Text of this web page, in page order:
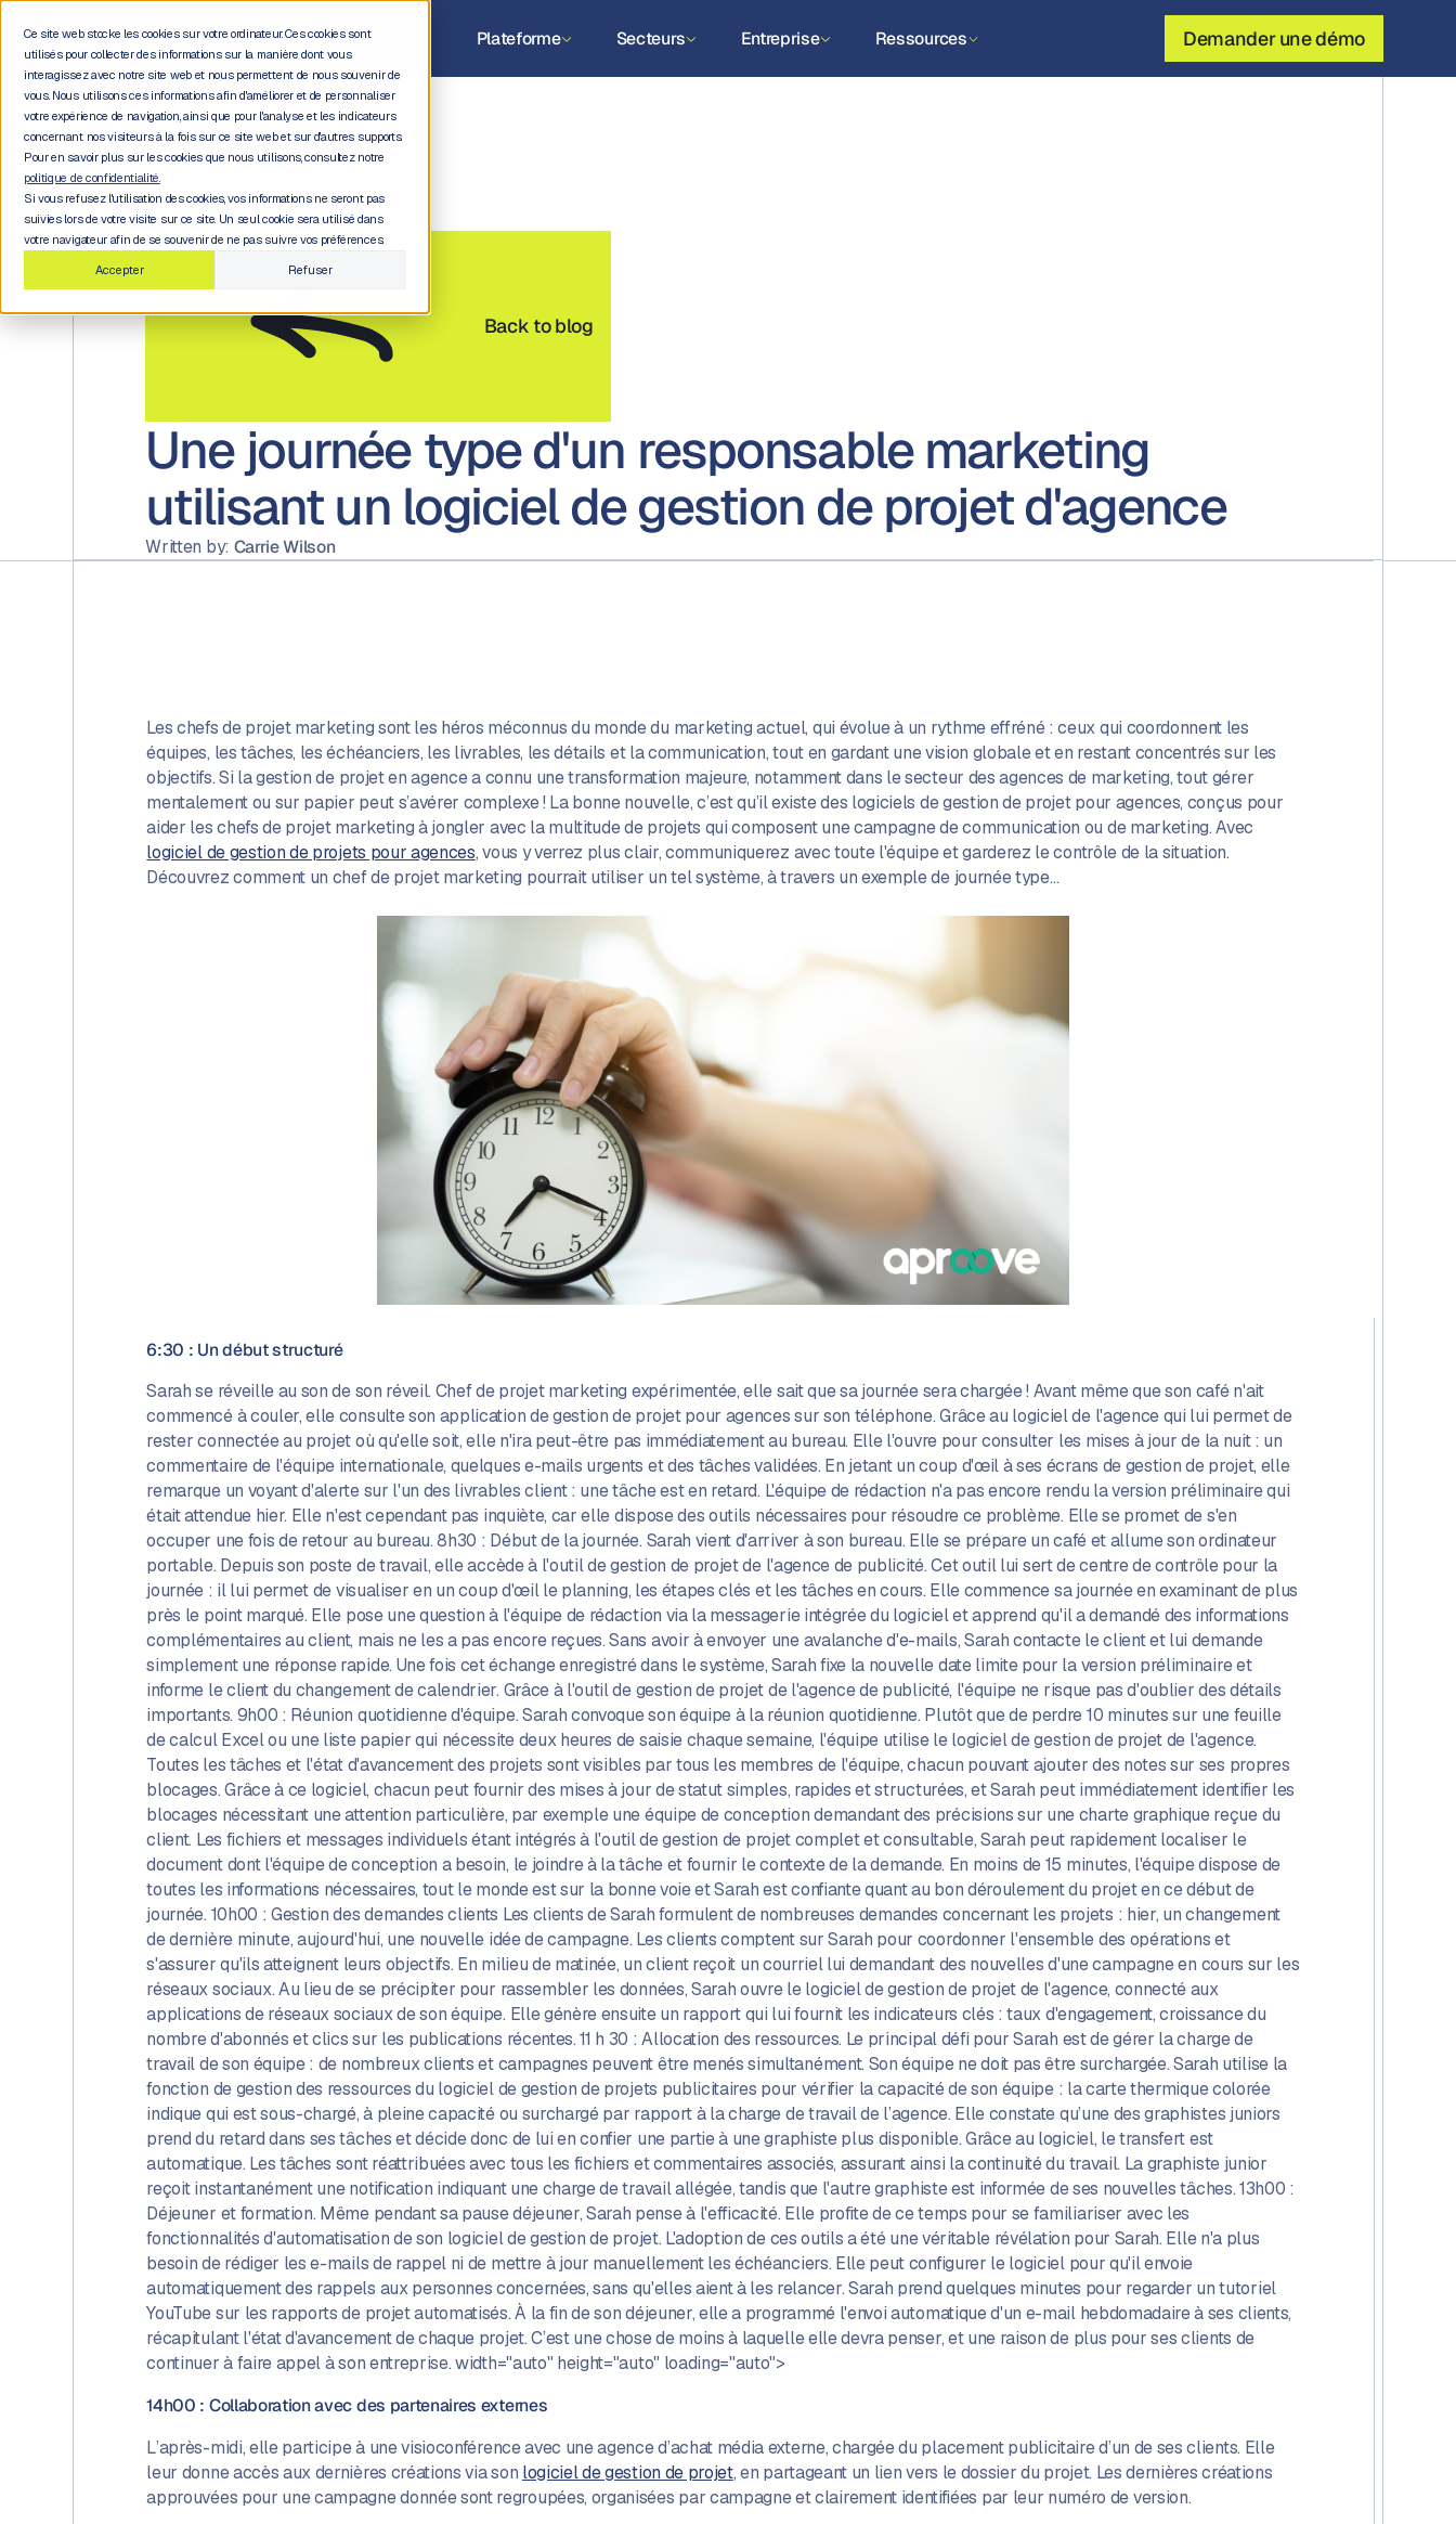
Ce site web stocke les cookies sur votre ordinateur. Ces cookies sont
utilisés pour collecter des informations sur la manière dont vous
interagissez avec notre site web et nous permettent de nous souvenir de
vous. Nous utilisons ces informations afin d'améliorer et de personnaliser
votre expérience de navigation, ainsi que pour l'analyse et les indicateurs
concernant nos visiteurs à la fois sur ce site web et sur d'autres supports.
Pour en savoir plus sur les cookies que nous utilisons, consultez notre
politique de confidentialité.
Si vous refusez l'utilisation des cookies, vos informations ne seront pas
suivies lors de votre visite sur ce site. Un seul cookie sera utilisé dans
votre navigateur afin de se souvenir de ne pas suivre vos préférences.
Accepter
Refuser
Plateforme Secteurs Entreprise Ressources Demander une démo
Back to blog
Une journée type d'un responsable marketing
utilisant un logiciel de gestion de projet d'agence
Written by: Carrie Wilson
Les chefs de projet marketing sont les héros méconnus du monde du marketing actuel, qui évolue à un rythme effréné : ceux qui coordonnent les
équipes, les tâches, les échéanciers, les livrables, les détails et la communication, tout en gardant une vision globale et en restant concentrés sur les
objectifs. Si la gestion de projet en agence a connu une transformation majeure, notamment dans le secteur des agences de marketing, tout gérer
mentalement ou sur papier peut s’avérer complexe ! La bonne nouvelle, c’est qu’il existe des logiciels de gestion de projet pour agences, conçus pour
aider les chefs de projet marketing à jongler avec la multitude de projets qui composent une campagne de communication ou de marketing. Avec
logiciel de gestion de projets pour agences, vous y verrez plus clair, communiquerez avec toute l'équipe et garderez le contrôle de la situation.
Découvrez comment un chef de projet marketing pourrait utiliser un tel système, à travers un exemple de journée type…
6:30 : Un début structuré
Sarah se réveille au son de son réveil. Chef de projet marketing expérimentée, elle sait que sa journée sera chargée ! Avant même que son café n'ait
commencé à couler, elle consulte son application de gestion de projet pour agences sur son téléphone. Grâce au logiciel de l'agence qui lui permet de
rester connectée au projet où qu'elle soit, elle n'ira peut-être pas immédiatement au bureau. Elle l'ouvre pour consulter les mises à jour de la nuit : un
commentaire de l'équipe internationale, quelques e-mails urgents et des tâches validées. En jetant un coup d'œil à ses écrans de gestion de projet, elle
remarque un voyant d'alerte sur l'un des livrables client : une tâche est en retard. L'équipe de rédaction n'a pas encore rendu la version préliminaire qui
était attendue hier. Elle n'est cependant pas inquiète, car elle dispose des outils nécessaires pour résoudre ce problème. Elle se promet de s'en
occuper une fois de retour au bureau. 8h30 : Début de la journée. Sarah vient d'arriver à son bureau. Elle se prépare un café et allume son ordinateur
portable. Depuis son poste de travail, elle accède à l'outil de gestion de projet de l'agence de publicité. Cet outil lui sert de centre de contrôle pour la
journée : il lui permet de visualiser en un coup d'œil le planning, les étapes clés et les tâches en cours. Elle commence sa journée en examinant de plus
près le point marqué. Elle pose une question à l'équipe de rédaction via la messagerie intégrée du logiciel et apprend qu'il a demandé des informations
complémentaires au client, mais ne les a pas encore reçues. Sans avoir à envoyer une avalanche d'e-mails, Sarah contacte le client et lui demande
simplement une réponse rapide. Une fois cet échange enregistré dans le système, Sarah fixe la nouvelle date limite pour la version préliminaire et
informe le client du changement de calendrier. Grâce à l'outil de gestion de projet de l'agence de publicité, l'équipe ne risque pas d'oublier des détails
importants. 9h00 : Réunion quotidienne d'équipe. Sarah convoque son équipe à la réunion quotidienne. Plutôt que de perdre 10 minutes sur une feuille
de calcul Excel ou une liste papier qui nécessite deux heures de saisie chaque semaine, l'équipe utilise le logiciel de gestion de projet de l'agence.
Toutes les tâches et l'état d'avancement des projets sont visibles par tous les membres de l'équipe, chacun pouvant ajouter des notes sur ses propres
blocages. Grâce à ce logiciel, chacun peut fournir des mises à jour de statut simples, rapides et structurées, et Sarah peut immédiatement identifier les
blocages nécessitant une attention particulière, par exemple une équipe de conception demandant des précisions sur une charte graphique reçue du
client. Les fichiers et messages individuels étant intégrés à l'outil de gestion de projet complet et consultable, Sarah peut rapidement localiser le
document dont l'équipe de conception a besoin, le joindre à la tâche et fournir le contexte de la demande. En moins de 15 minutes, l'équipe dispose de
toutes les informations nécessaires, tout le monde est sur la bonne voie et Sarah est confiante quant au bon déroulement du projet en ce début de
journée. 10h00 : Gestion des demandes clients Les clients de Sarah formulent de nombreuses demandes concernant les projets : hier, un changement
de dernière minute, aujourd'hui, une nouvelle idée de campagne. Les clients comptent sur Sarah pour coordonner l'ensemble des opérations et
s'assurer qu'ils atteignent leurs objectifs. En milieu de matinée, un client reçoit un courriel lui demandant des nouvelles d'une campagne en cours sur les
réseaux sociaux. Au lieu de se précipiter pour rassembler les données, Sarah ouvre le logiciel de gestion de projet de l'agence, connecté aux
applications de réseaux sociaux de son équipe. Elle génère ensuite un rapport qui lui fournit les indicateurs clés : taux d'engagement, croissance du
nombre d'abonnés et clics sur les publications récentes. 11 h 30 : Allocation des ressources. Le principal défi pour Sarah est de gérer la charge de
travail de son équipe : de nombreux clients et campagnes peuvent être menés simultanément. Son équipe ne doit pas être surchargée. Sarah utilise la
fonction de gestion des ressources du logiciel de gestion de projets publicitaires pour vérifier la capacité de son équipe : la carte thermique colorée
indique qui est sous-chargé, à pleine capacité ou surchargé par rapport à la charge de travail de l’agence. Elle constate qu’une des graphistes juniors
prend du retard dans ses tâches et décide donc de lui en confier une partie à une graphiste plus disponible. Grâce au logiciel, le transfert est
automatique. Les tâches sont réattribuées avec tous les fichiers et commentaires associés, assurant ainsi la continuité du travail. La graphiste junior
reçoit instantanément une notification indiquant une charge de travail allégée, tandis que l'autre graphiste est informée de ses nouvelles tâches. 13h00 :
Déjeuner et formation. Même pendant sa pause déjeuner, Sarah pense à l'efficacité. Elle profite de ce temps pour se familiariser avec les
fonctionnalités d'automatisation de son logiciel de gestion de projet. L'adoption de ces outils a été une véritable révélation pour Sarah. Elle n'a plus
besoin de rédiger les e-mails de rappel ni de mettre à jour manuellement les échéanciers. Elle peut configurer le logiciel pour qu'il envoie
automatiquement des rappels aux personnes concernées, sans qu'elles aient à les relancer. Sarah prend quelques minutes pour regarder un tutoriel
YouTube sur les rapports de projet automatisés. À la fin de son déjeuner, elle a programmé l'envoi automatique d'un e-mail hebdomadaire à ses clients,
récapitulant l'état d'avancement de chaque projet. C’est une chose de moins à laquelle elle devra penser, et une raison de plus pour ses clients de
continuer à faire appel à son entreprise. width="auto" height="auto" loading="auto">
14h00 : Collaboration avec des partenaires externes
L’après-midi, elle participe à une visioconférence avec une agence d’achat média externe, chargée du placement publicitaire d’un de ses clients. Elle
leur donne accès aux dernières créations via son logiciel de gestion de projet, en partageant un lien vers le dossier du projet. Les dernières créations
approuvées pour une campagne donnée sont regroupées, organisées par campagne et clairement identifiées par leur numéro de version.